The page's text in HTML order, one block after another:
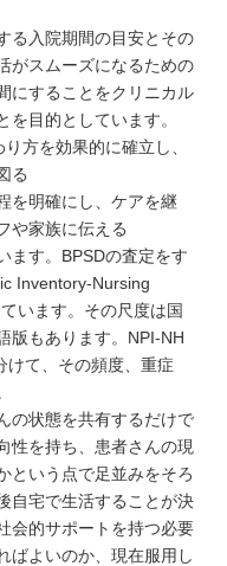
る入院期間の目安とその
がスムーズになるための
にすることをクリニカル
目的としています。
方を効果的に確立し、
る
を明確にし、ケアを継
や家族に伝える
ます。BPSDの査定をす
Inventory-Nursing
います。その尺度は国
版もあります。NPI-NH
けて、その頻度、重症
の状態を共有するだけで
性を持ち、患者さんの現
という点で足並みをそろ
自宅で生活することが決
会的サポートを持つ必要
ばよいのか、現在服用し